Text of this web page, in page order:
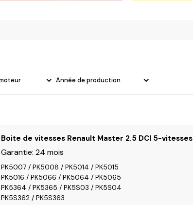
Année de production
Boite de vitesses Renault Master 2.5 DCI 5-vitesses
Garantie: 24 mois
PK5007 / PK5008 / PK5014 / PK5015
PK5016 / PK5066 / PK5064 / PK5065
PK5364 / PK5365 / PK5S03 / PK5S04
PK5S362 / PK5S363